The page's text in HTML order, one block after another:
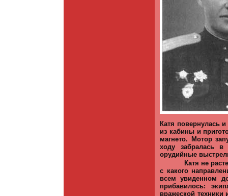
Катя повернулась
из кабины и
магнето. Мотор
ходу забралась в
орудийные
Катя не
с какого
всем увиденном
прибавилось:
вражеской